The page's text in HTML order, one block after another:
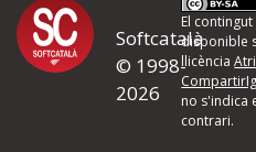
d'errors
Si heu trobat un error o voleu
quina és la millora que
Softcatalà
© 1998-
2026
El contingut
disponible
llicència
no s'indica
contrari.